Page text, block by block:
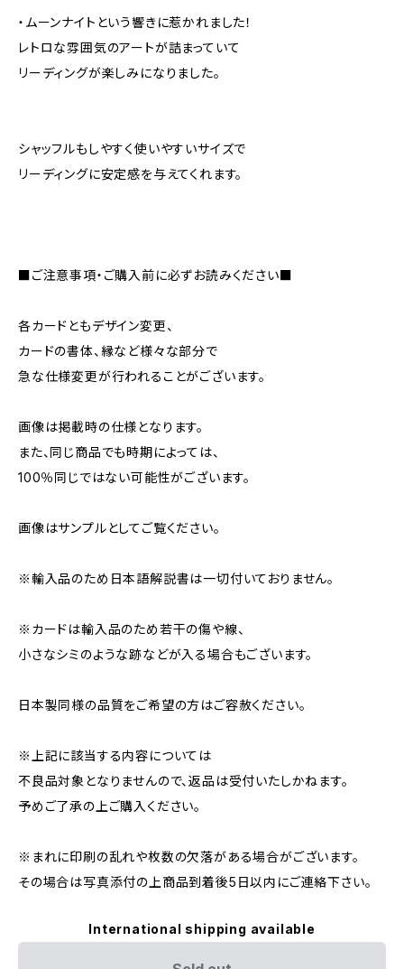
・ムーンナイトという響きに惹かれました！
レトロな雰囲気のアートが詰まっていて
リーディングが楽しみになりました。
シャッフルもしやすく使いやすいサイズで
リーディングに安定感を与えてくれます。
■ご注意事項・ご購入前に必ずお読みください■
各カードともデザイン変更、
カードの書体、縁など様々な部分で
急な仕様変更が行われることがございます。
画像は掲載時の仕様となります。
また、同じ商品でも時期によっては、
100％同じではない可能性がございます。
画像はサンプルとしてご覧ください。
※輸入品のため日本語解説書は一切付いておりません。
※カードは輸入品のため若干の傷や線、
小さなシミのような跡などが入る場合もございます。
日本製同様の品質をご希望の方はご容赦ください。
※上記に該当する内容については
不良品対象となりませんので、返品は受付いたしかねます。
予めご了承の上ご購入ください。
※まれに印刷の乱れや枚数の欠落がある場合がございます。
その場合は写真添付の上商品到着後5日以内にご連絡下さい。
International shipping available